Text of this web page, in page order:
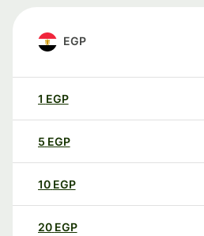
EGP
1 EGP
5 EGP
10 EGP
20 EGP